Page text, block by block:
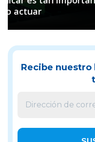
Recibe